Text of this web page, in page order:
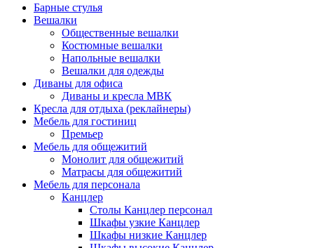
Барные стулья
Вешалки
Общественные вешалки
Костюмные вешалки
Напольные вешалки
Вешалки для одежды
Диваны для офиса
Диваны и кресла МВК
Кресла для отдыха (реклайнеры)
Мебель для гостиниц
Премьер
Мебель для общежитий
Монолит для общежитий
Матрасы для общежитий
Мебель для персонала
Канцлер
Столы Канцлер персонал
Шкафы узкие Канцлер
Шкафы низкие Канцлер